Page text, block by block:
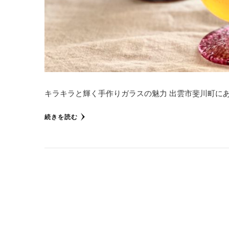
キラキラと輝く手作りガラスの魅力 出雲市斐川町に
続きを読む